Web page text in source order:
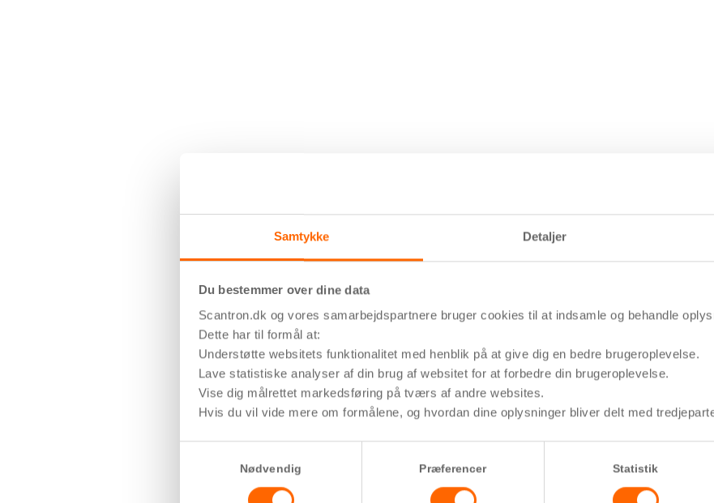
Samtykke Detaljer
Du bestemmer over dine data
Scantron.dk og vores samarbejdspartnere bruger cookies til at indsamle og behandle
Dette har til formål at:
Understøtte websitets funktionalitet med henblik på at give dig en bedre brugeroplevelse.
Lave statistiske analyser af din brug af websitet for at forbedre din brugeroplevelse.
Vise dig målrettet markedsføring på tværs af andre websites.
Hvis du vil vide mere om formålene, og hvordan dine oplysninger bliver delt med
Nødvendig Præferencer Statistik